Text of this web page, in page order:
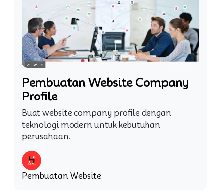
Pembuatan Website Company
Profile
Buat website company profile dengan
teknologi modern untuk kebutuhan
perusahaan.
Pembuatan Website